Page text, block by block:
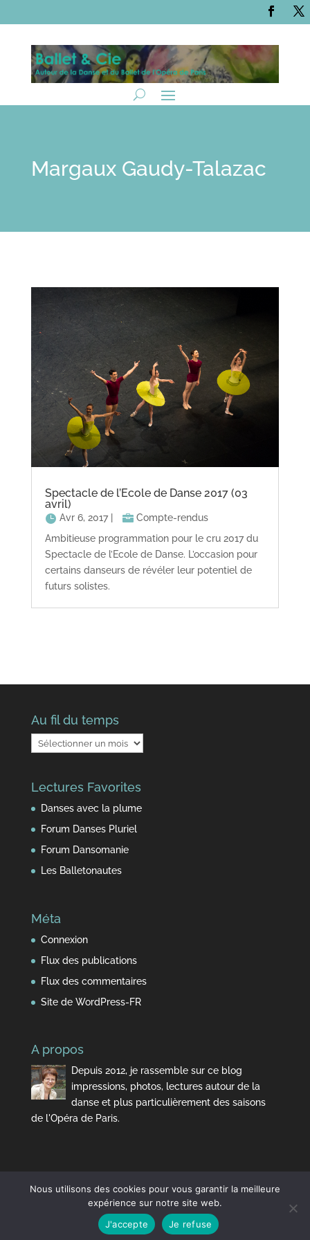
Margaux Gaudy-Talazac
Spectacle de l’Ecole de Danse 2017 (03
avril)
Avr 6, 2017|
Compte-rendus
Ambitieuse programmation pour le cru 2017 du
Spectacle de l’Ecole de Danse. L’occasion pour
certains danseurs de révéler leur potentiel de
futurs solistes.
Au fil du temps
Au
fil
temps
Lectures Favorites
Danses avec la plume
Forum Danses Pluriel
Forum Dansomanie
Les Balletonautes
Méta
Connexion
Flux des publications
Flux des commentaires
Site de WordPress-FR
A propos
Depuis 2012, je rassemble sur ce blog
impressions, photos, lectures autour de la
danse et plus particulièrement des saisons
de l'Opéra de Paris.
Elegant Themes | Propulsé par
Nous utilisons des cookies pour vous garantir la meilleure
expérience sur notre site web.
J'accepte
Je refuse